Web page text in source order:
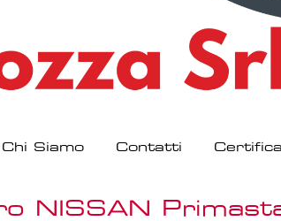
Chi Siamo Contatti
NISSAN